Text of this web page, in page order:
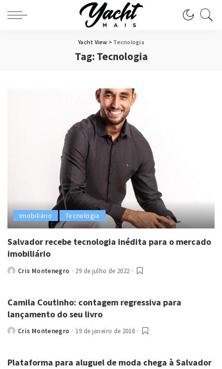
Yacht View > Tecnologia
Tag: Tecnologia
Imobiliário Tecnologia
Salvador recebe tecnologia inédita para o mercado
imobiliário
PostedCris Montenegro 29 de julho de 2022
Camila Coutinho: contagem regressiva para
lançamento do seu livro
PostedCris Montenegro 19 de janeiro de 2018
Plataforma para aluguel de moda chega à Salvador